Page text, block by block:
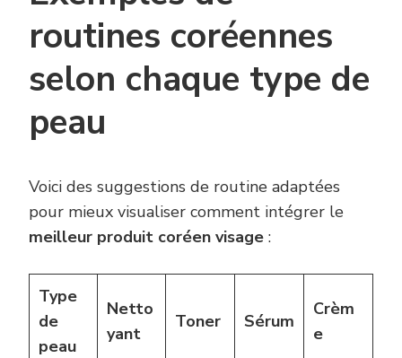
routines coréennes
selon chaque type de
peau
Voici des suggestions de routine adaptées
pour mieux visualiser comment intégrer le
meilleur produit coréen visage :
Type
de
peau
Netto
yant
Toner Sérum
Crèm
e